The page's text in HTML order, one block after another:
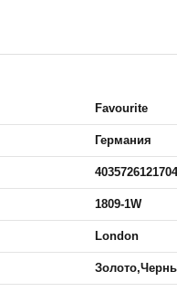
Favourite
Германия
1809-1W
London